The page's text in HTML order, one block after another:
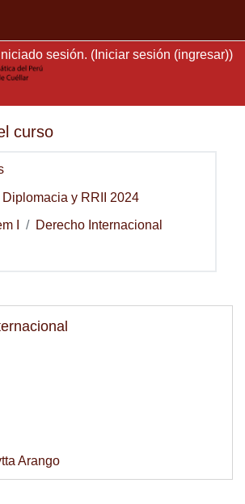
sesión. ( Iniciar sesión (ingresar))
curso
Diplomacia y RRII 2024
I Derecho Internacional
Arango